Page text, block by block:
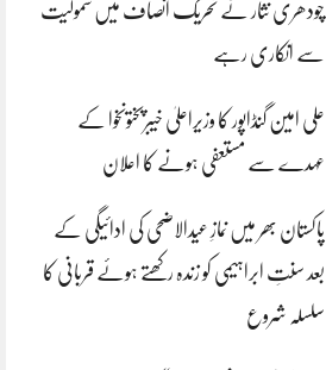
چودھری نثار نے تحریک انصاف میں شمولیت
سے انکاری رہے
علی امین گنڈاپور کا وزیراعلیٰ خیبرپختونخوا کے
عہدے سے مستعفی ہونے کا اعلان
پاکستان بھر میں نمازِ عیدالاضحی کی ادائیگی کے
بعد سنتِ ابراہیمی کو زندہ رکھتے ہوئے قربانی کا
سلسلہ شروع